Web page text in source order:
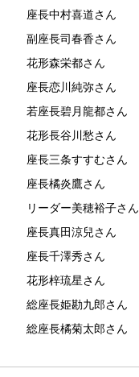
座長中村喜道さん
副座長司春香さん
花形森栄都さん
座長恋川純弥さん
若座長碧月龍都さん
花形長谷川愁さん
座長三条すすむさん
座長橘炎鷹さん
リーダー美穂裕子さん
座長真田涼兒さん
座長千澤秀さん
花形梓琉星さん
総座長姫勘九郎さん
総座長橘菊太郎さん